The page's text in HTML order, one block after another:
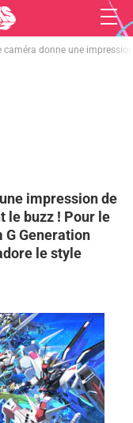
caméra donne une
impression de
le buzz ! Pour le
G Generation
le style